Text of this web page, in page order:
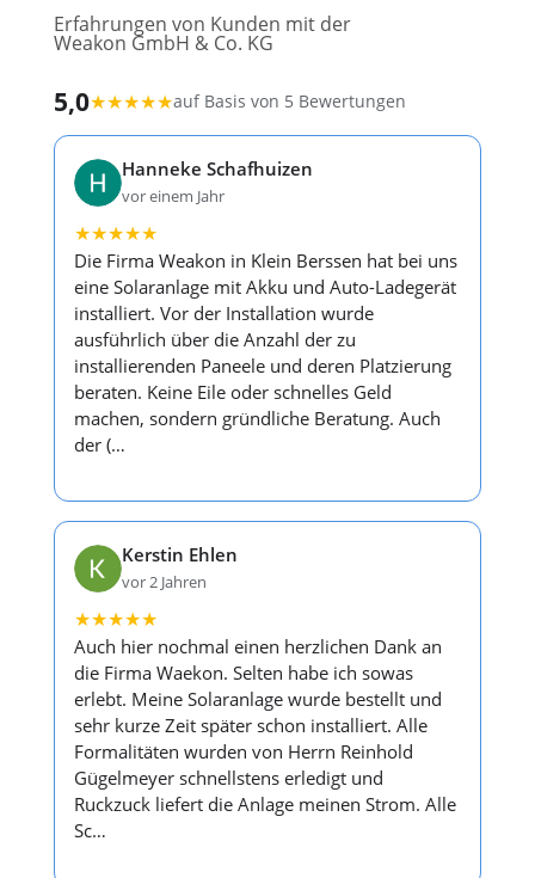
Erfahrungen von Kunden mit der
Weakon GmbH & Co. KG
5,0★★★★★auf Basis von 5 Bewertungen
Hanneke Schafhuizen
vor einem Jahr
★★★★★
Die Firma Weakon in Klein Berssen hat bei uns
eine Solaranlage mit Akku und Auto-Ladegerät
installiert. Vor der Installation wurde
ausführlich über die Anzahl der zu
installierenden Paneele und deren Platzierung
beraten. Keine Eile oder schnelles Geld
machen, sondern gründliche Beratung. Auch
der (…
Kerstin Ehlen
vor 2 Jahren
★★★★★
Auch hier nochmal einen herzlichen Dank an
die Firma Waekon. Selten habe ich sowas
erlebt. Meine Solaranlage wurde bestellt und
sehr kurze Zeit später schon installiert. Alle
Formalitäten wurden von Herrn Reinhold
Gügelmeyer schnellstens erledigt und
Ruckzuck liefert die Anlage meinen Strom. Alle
Sc…